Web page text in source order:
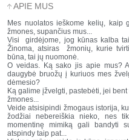
APIE MUS
Mes nuolatos ieškome kelių, kaip
žmones, supančius mus...
Visi girdėjome, jog kūnas kalba
Žinoma, atsiras žmonių, kurie
būna, tai jų nuomonė.
O veidas. Ką sako jis apie mus?
daugybė bruožų į kuriuos mes
dėmesio?
Ką galime įžvelgti, pastebėti, jei
žmones...
Veide atsisipindi žmogaus istorija,
žodžiai nebereiškia nieko, nes
momentinę mimiką gali bandyti
atspindy taip pat...